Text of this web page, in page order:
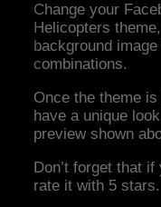
Change your
Helicopters
background
combinations.
Once the theme is
have a unique
preview shown
Don’t forget that
rate it with 5 stars.